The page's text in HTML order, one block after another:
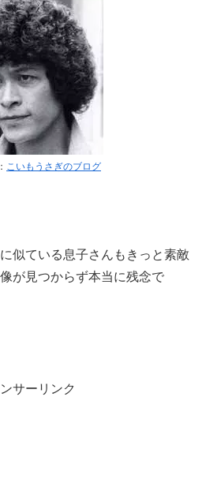
こいもうさぎのブログ
似ている息子さんもきっと素敵
が見つからず本当に残念で
サーリンク